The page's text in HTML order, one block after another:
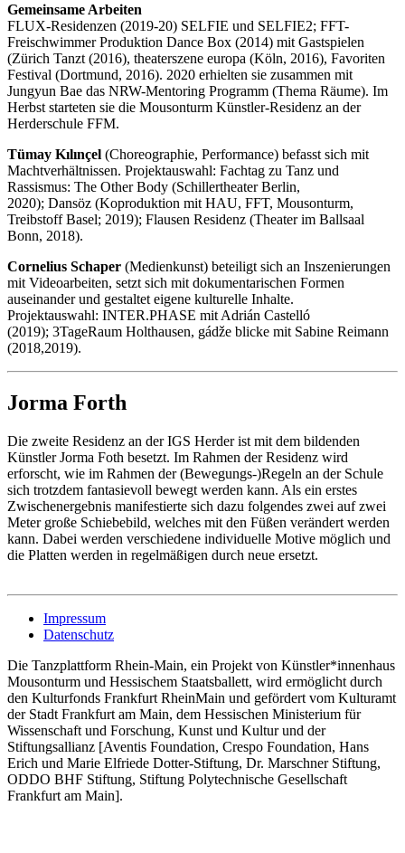
Gemeinsame Arbeiten
FLUX-Residenzen (2019-20) SELFIE und SELFIE2; FFT-
Freischwimmer Produktion Dance Box (2014) mit Gastspielen
(Zürich Tanzt (2016), theaterszene europa (Köln, 2016), Favoriten
Festival (Dortmund, 2016). 2020 erhielten sie zusammen mit
Jungyun Bae das NRW-Mentoring Programm (Thema Räume). Im
Herbst starteten sie die Mousonturm Künstler-Residenz an der
Herderschule FFM.
Tümay Kılınçel (Choreographie, Performance) befasst sich mit
Machtverhältnissen. Projektauswahl: Fachtag zu Tanz und
Rassismus: The Other Body (Schillertheater Berlin,
2020); Dansöz (Koproduktion mit HAU, FFT, Mousonturm,
Treibstoff Basel; 2019); Flausen Residenz (Theater im Ballsaal
Bonn, 2018).
Cornelius Schaper (Medienkunst) beteiligt sich an Inszenierungen
mit Videoarbeiten, setzt sich mit dokumentarischen Formen
auseinander und gestaltet eigene kulturelle Inhalte.
Projektauswahl: INTER.PHASE mit Adrián Castelló
(2019); 3TageRaum Holthausen, gádže blicke mit Sabine Reimann
(2018,2019).
Jorma Forth
Die zweite Residenz an der IGS Herder ist mit dem bildenden
Künstler Jorma Foth besetzt. Im Rahmen der Residenz wird
erforscht, wie im Rahmen der (Bewegungs-)Regeln an der Schule
sich trotzdem fantasievoll bewegt werden kann. Als ein erstes
Zwischenergebnis manifestierte sich dazu folgendes zwei auf zwei
Meter große Schiebebild, welches mit den Füßen verändert werden
kann. Dabei werden verschiedene individuelle Motive möglich und
die Platten werden in regelmäßigen durch neue ersetzt.
Impressum
Datenschutz
Die Tanzplattform Rhein-Main, ein Projekt von Künstler*innenhaus
Mousonturm und Hessischem Staatsballett, wird ermöglicht durch
den Kulturfonds Frankfurt RheinMain und gefördert vom Kulturamt
der Stadt Frankfurt am Main, dem Hessischen Ministerium für
Wissenschaft und Forschung, Kunst und Kultur und der
Stiftungsallianz [Aventis Foundation, Crespo Foundation, Hans
Erich und Marie Elfriede Dotter-Stiftung, Dr. Marschner Stiftung,
ODDO BHF Stiftung, Stiftung Polytechnische Gesellschaft
Frankfurt am Main].